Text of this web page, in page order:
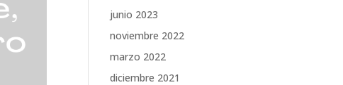
junio 2023
noviembre 2022
marzo 2022
diciembre 2021